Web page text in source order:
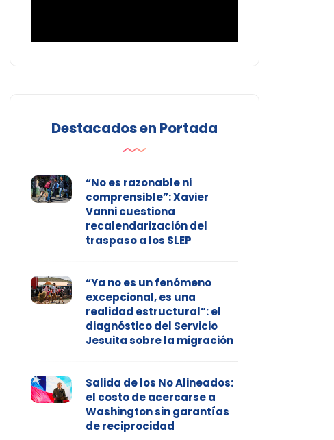
Destacados en Portada
“No es razonable ni
comprensible”: Xavier
Vanni cuestiona
recalendarización del
traspaso a los SLEP
“Ya no es un fenómeno
excepcional, es una
realidad estructural”: el
diagnóstico del Servicio
Jesuita sobre la migración
Salida de los No Alineados:
el costo de acercarse a
Washington sin garantías
de reciprocidad